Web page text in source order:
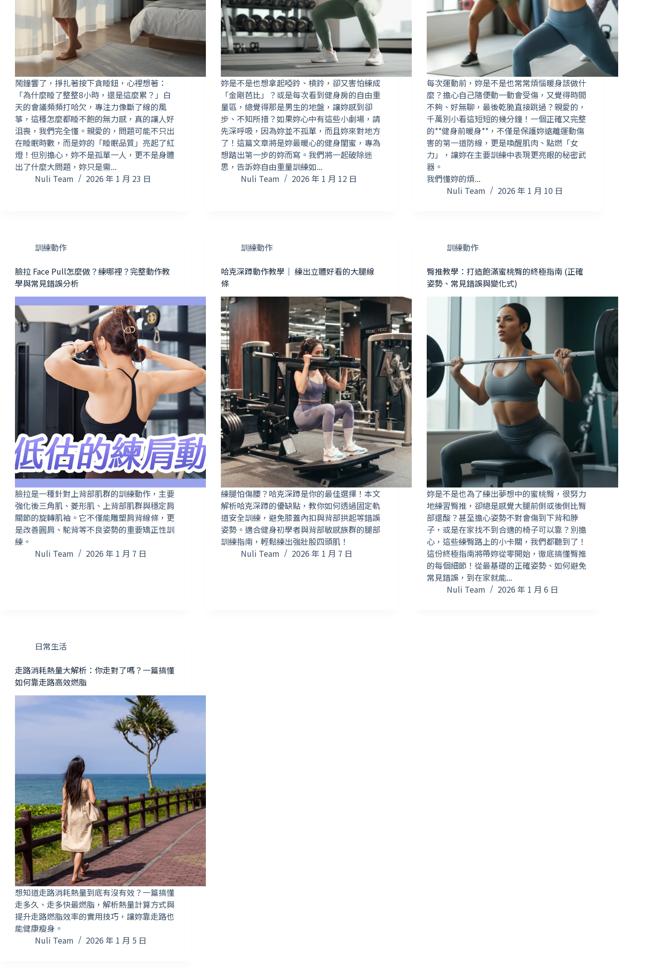
鬧鐘響了，掙扎著按下貪睡鈕，心裡想著：
「為什麼睡了整整8小時，還是這麼累？」白
天的會議頻頻打哈欠，專注力像斷了線的風
箏，這種怎麼都睡不飽的無力感，真的讓人好
沮喪，我們完全懂。親愛的，問題可能不只出
在睡眠時數，而是妳的「睡眠品質」亮起了紅
燈！但別擔心，妳不是孤單一人，更不是身體
出了什麼大問題，妳只是需...
Nuli Team
2026 年 1 月 23 日
妳是不是也想拿起啞鈴、槓鈴，卻又害怕練成
「金剛芭比」？或是每次看到健身房的自由重
量區，總覺得那是男生的地盤，讓妳感到卻
步、不知所措？如果妳心中有這些小劇場，請
先深呼吸，因為妳並不孤單，而且妳來對地方
了！這篇文章將是妳最暖心的健身閨蜜，專為
想踏出第一步的妳而寫。我們將一起破除迷
思，告訴妳自由重量訓練如...
Nuli Team
2026 年 1 月 12 日
每次運動前，妳是不是也常常煩惱暖身該做什
麼？擔心自己隨便動一動會受傷，又覺得時間
不夠、好無聊，最後乾脆直接跳過？親愛的，
千萬別小看這短短的幾分鐘！一個正確又完整
的**健身前暖身**，不僅是保護妳遠離運動傷
害的第一道防線，更是喚醒肌肉、點燃「女
力」，讓妳在主要訓練中表現更亮眼的秘密武
器。
我們懂妳的煩...
Nuli Team
2026 年 1 月 10 日
訓練動作
臉拉 Face Pull怎麼做？練哪裡？完整動作教
學與常見錯誤分析
臉拉是一種針對上背部肌群的訓練動作，主要
強化後三角肌、菱形肌、上背部肌群與穩定肩
關節的旋轉肌袖。它不僅能雕塑肩背線條，更
是改善圓肩、駝背等不良姿勢的重要矯正性訓
練。
Nuli Team
2026 年 1 月 7 日
訓練動作
哈克深蹲動作教學｜ 練出立體好看的大腿線
條
練腿怕傷腰？哈克深蹲是你的最佳選擇！本文
解析哈克深蹲的優缺點，教你如何透過固定軌
道安全訓練，避免膝蓋內扣與背部拱起等錯誤
姿勢。適合健身初學者與背部敏感族群的腿部
訓練指南，輕鬆練出強壯股四頭肌！
Nuli Team
2026 年 1 月 7 日
訓練動作
臀推教學：打造飽滿蜜桃臀的終極指南 (正確
姿勢、常見錯誤與變化式)
妳是不是也為了練出夢想中的蜜桃臀，很努力
地練習臀推，卻總是感覺大腿前側或後側比臀
部還酸？甚至擔心姿勢不對會傷到下背和脖
子，或是在家找不到合適的椅子可以靠？別擔
心，這些練臀路上的小卡關，我們都聽到了！
這份終極指南將帶妳從零開始，徹底搞懂臀推
的每個細節！從最基礎的正確姿勢、如何避免
常見錯誤，到在家就能...
Nuli Team
2026 年 1 月 6 日
日常生活
走路消耗熱量大解析：你走對了嗎？一篇搞懂
如何靠走路高效燃脂
想知道走路消耗熱量到底有沒有效？一篇搞懂
走多久、走多快最燃脂，解析熱量計算方式與
提升走路燃脂效率的實用技巧，讓妳靠走路也
能健康瘦身。
Nuli Team
2026 年 1 月 5 日